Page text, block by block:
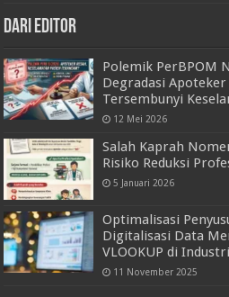
Dari Editor
Polemik PerBPOM
Degradasi
Tersembunyi
12 Mei 2026
Salah Kaprah
Risiko Reduksi
5 Januari 2026
Optimalisasi
Digitalisasi Data
VLOOKUP di
11 November 2025